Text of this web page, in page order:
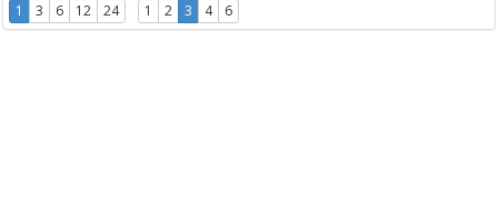
1 3 6 12 24 1 2 3 4 6